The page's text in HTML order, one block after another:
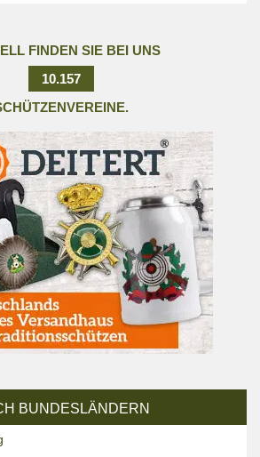
FINDEN SIE BEI UNS
10.157
BUNDESLÄNDERN